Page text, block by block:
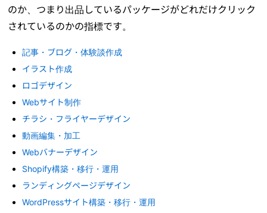
のか、つまり出品しているパッケージがどれだけクリック
されているのかの指標です。
記事・ブログ・体験談作成
イラスト作成
ロゴデザイン
Webサイト制作
チラシ・フライヤーデザイン
動画編集・加工
Webバナーデザイン
Shopify構築・移行・運用
ランディングページデザイン
WordPressサイト構築・移行・運用